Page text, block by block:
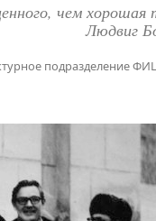
чем хорошая
Людвиг
подразделение